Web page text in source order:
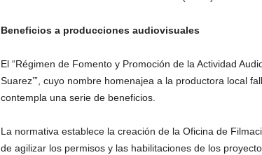
Beneficios a producciones audiovisuales
El “Régimen de Fomento y Promoción de la Actividad
Suarez’”, cuyo nombre homenajea a la productora local
contempla una serie de beneficios.
La normativa establece la creación de la Oficina de
de agilizar los permisos y las habilitaciones de los